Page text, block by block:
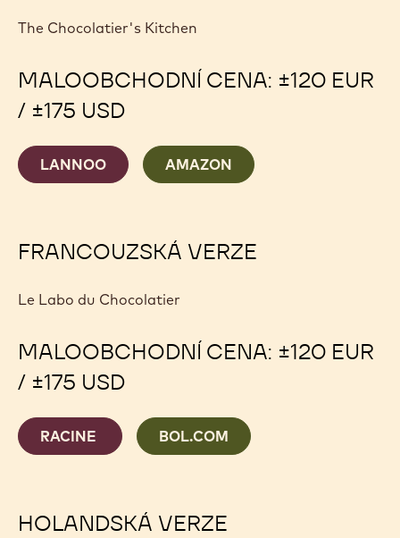
The Chocolatier's Kitchen
MALOOBCHODNÍ CENA: ±120 EUR
/ ±175 USD
LANNOO AMAZON
FRANCOUZSKÁ VERZE
Le Labo du Chocolatier
MALOOBCHODNÍ CENA: ±120 EUR
/ ±175 USD
RACINE BOL.COM
HOLANDSKÁ VERZE